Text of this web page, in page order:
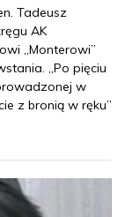
Tadeusz
AK
„Monterowi”
„Po pięciu
w
z bronią w ręku”